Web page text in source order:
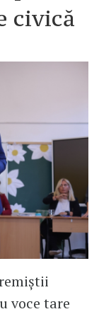
civică
voce tare